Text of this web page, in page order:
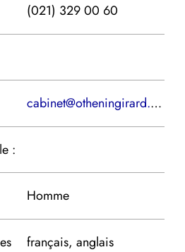
(021) 329 00 60
cabinet@otheningirard.com
:
Homme
français, anglais